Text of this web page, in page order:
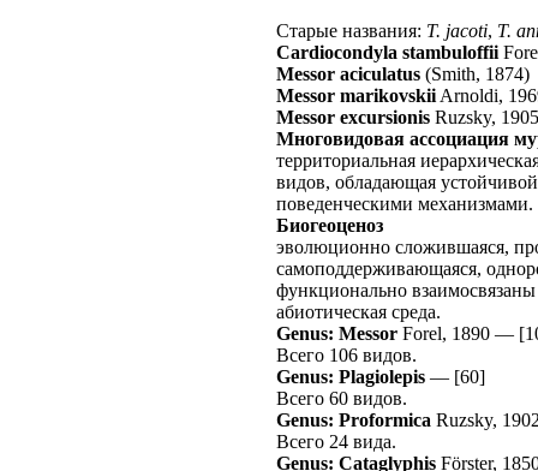
Старые названия: T. jacoti, T.
Cardiocondyla stambuloffii
Messor aciculatus (Smith, 1874)
Messor marikovskiiArnoldi,
Messor excursionis Ruzsky, 1905
Многовидовая ассоциация
территориальная
видов, обладающая
поведенческими механизмами.
Биогеоценоз
эволюционно сложившаяся,
самоподдерживающаяся,
функционально
абиотическая среда.
Genus: Messor Forel, 1890 —
Всего 106 видов.
Genus: Plagiolepis — [60]
Всего 60 видов.
Genus: Proformica Ruzsky,
Всего 24 вида.
Genus: Cataglyphis Förster,